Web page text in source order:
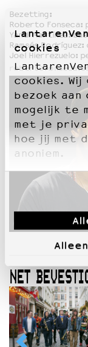
cookies
cookies. Wij
bezoek aan
mogelijk te
met je
hoe jij met
anoniem.
Bezetting:
Roberto Fonseca:
Yandi Martínez: bas
Ramsés Rodríguez:
Joel Hierrezuelo:
NET